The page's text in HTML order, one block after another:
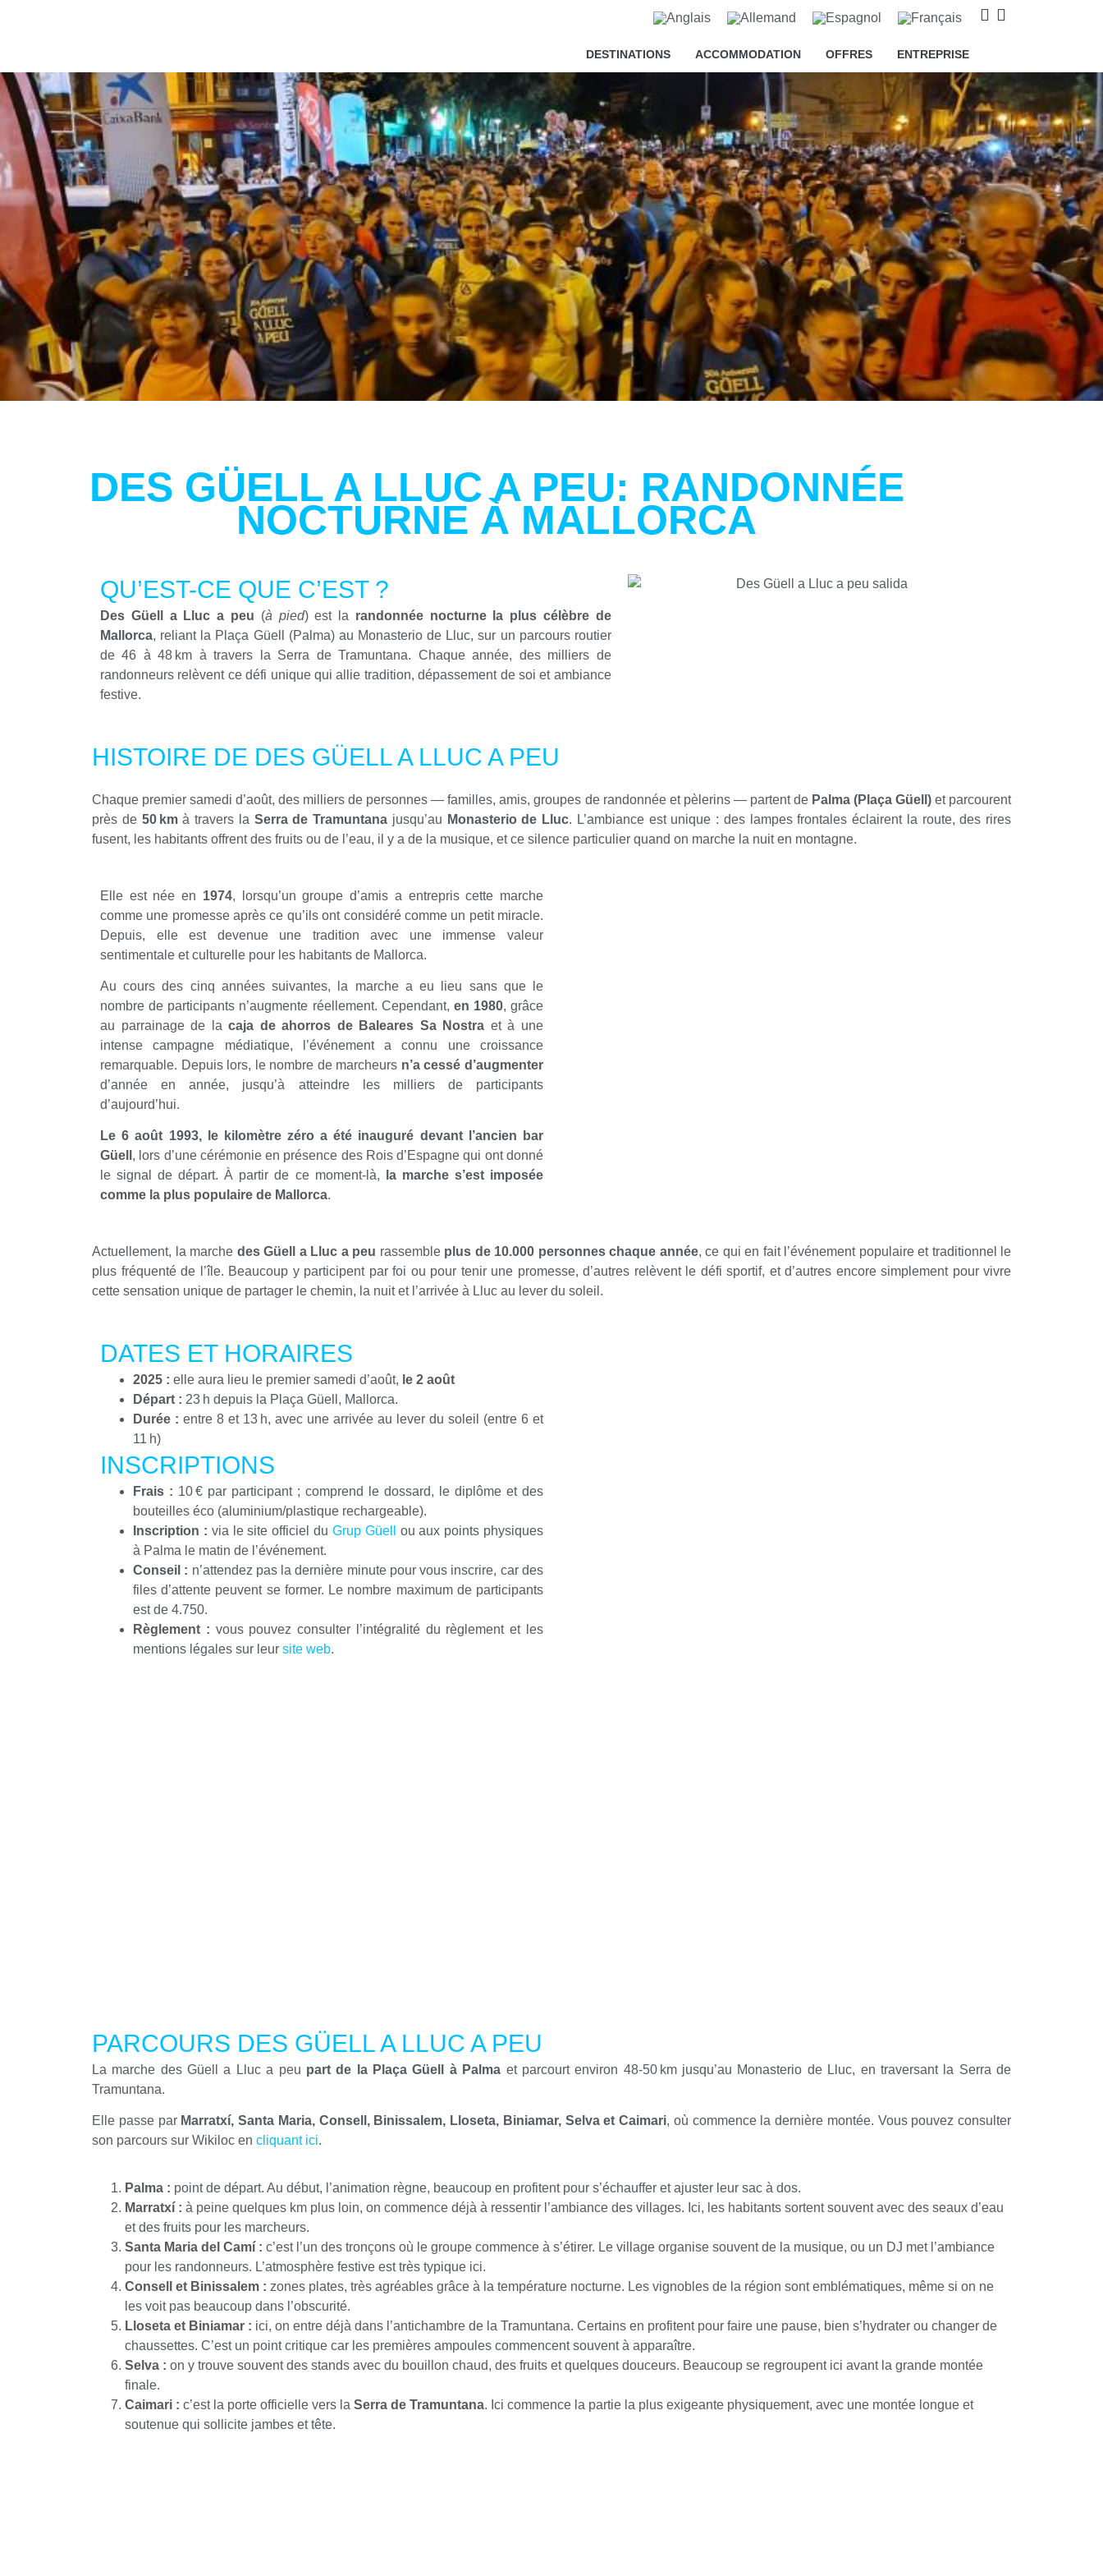
DESTINATIONS ACCOMMODATION OFFRES ENTREPRISE
DES GÜELL A LLUC A PEU: RANDONNÉE
NOCTURNE À MALLORCA
QU’EST-CE QUE C’EST ?
Des Güell a Lluc a peu (à pied) est la randonnée nocturne la plus célèbre de
Mallorca, reliant la Plaça Güell (Palma) au Monasterio de Lluc, sur un parcours routier
de 46 à 48 km à travers la Serra de Tramuntana. Chaque année, des milliers de
randonneurs relèvent ce défi unique qui allie tradition, dépassement de soi et ambiance
festive.
HISTOIRE DE DES GÜELL A LLUC A PEU
Chaque premier samedi d’août, des milliers de personnes — familles, amis, groupes de randonnée et pèlerins — partent de Palma (Plaça Güell)et parcourent
près de 50 kmà travers la Serra de Tramuntana jusqu’au Monasterio de Lluc. L’ambiance est unique : des lampes frontales éclairent la route, des rires
fusent, les habitants offrent des fruits ou de l’eau, il y a de la musique, et ce silence particulier quand on marche la nuit en montagne.
Elle est née en 1974, lorsqu’un groupe d’amis a entrepris cette marche
comme une promesse après ce qu’ils ont considéré comme un petit miracle.
Depuis, elle est devenue une tradition avec une immense valeur
sentimentale et culturelle pour les habitants de Mallorca.
Au cours des cinq années suivantes, la marche a eu lieu sans que le
nombre de participants n’augmente réellement. Cependant, en 1980, grâce
au parrainage de lacaja de ahorros de Baleares Sa Nostra et à une
intense campagne médiatique, l’événement a connu une croissance
remarquable. Depuis lors, le nombre de marcheurs n’a cessé d’augmenter
d’année en année, jusqu’à atteindre les milliers de participants
d’aujourd’hui.
Le 6 août 1993, le kilomètre zéro a été inauguré devant l’ancien bar
Güell , lors d’une cérémonie en présence des Rois d’Espagne qui ont donné
le signal de départ. À partir de ce moment-là,
la marche s’est imposée
comme la plus populaire de Mallorca.
Actuellement, la marche des Güell a Lluc a peu rassemble plus de 10.000 personnes chaque année, ce qui en fait l’événement populaire et traditionnel le
plus fréquenté de l’île. Beaucoup y participent par foi ou pour tenir une promesse, d’autres relèvent le défi sportif, et d’autres encore simplement pour vivre
cette sensation unique de partager le chemin, la nuit et l’arrivée à Lluc au lever du soleil.
DATES ET HORAIRES
2025 : elle aura lieu le premier samedi d’août, le 2 août
Départ : 23 h depuis la Plaça Güell, Mallorca.
Durée : entre 8 et 13 h, avec une arrivée au lever du soleil (entre 6 et
11 h)
INSCRIPTIONS
Frais : 10 € par participant ; comprend le dossard, le diplôme et des
bouteilles éco (aluminium/plastique rechargeable).
Inscription : via le site officiel du Grup Güell
ou aux points physiques
à Palma le matin de l’événement.
Conseil : n’attendez pas la dernière minute pour vous inscrire, car des
files d’attente peuvent se former. Le nombre maximum de participants
est de 4.750.
Règlement : vous pouvez consulter l’intégralité du règlement et les
mentions légales sur leur site web.
PARCOURS DES GÜELL A LLUC A PEU
La marche des Güell a Lluc a peu part de la Plaça Güell à Palma et parcourt environ 48-50 km jusqu’au Monasterio de Lluc, en traversant la Serra de
Tramuntana.
Elle passe par Marratxí, Santa Maria, Consell, Binissalem, Lloseta, Biniamar, Selva et Caimari, où commence la dernière montée. Vous pouvez consulter
son parcours sur Wikiloc en cliquant ici.
Palma : point de départ. Au début, l’animation règne, beaucoup en profitent pour s’échauffer et ajuster leur sac à dos.
Marratxí : à peine quelques km plus loin, on commence déjà à ressentir l’ambiance des villages. Ici, les habitants sortent souvent avec des seaux d’eau
et des fruits pour les marcheurs.
Santa Maria del Camí : c’est l’un des tronçons où le groupe commence à s’étirer. Le village organise souvent de la musique, ou un DJ met l’ambiance
pour les randonneurs. L’atmosphère festive est très typique ici.
Consell et Binissalem : zones plates, très agréables grâce à la température nocturne. Les vignobles de la région sont emblématiques, même si on ne
les voit pas beaucoup dans l’obscurité.
Lloseta et Biniamar : ici, on entre déjà dans l’antichambre de la Tramuntana. Certains en profitent pour faire une pause, bien s’hydrater ou changer de
chaussettes. C’est un point critique car les premières ampoules commencent souvent à apparaître.
Selva : on y trouve souvent des stands avec du bouillon chaud, des fruits et quelques douceurs. Beaucoup se regroupent ici avant la grande montée
finale.
Caimari : c’est la porte officielle vers la Serra de Tramuntana. Ici commence la partie la plus exigeante physiquement, avec une montée longue et
soutenue qui sollicite jambes et tête.
Nous utilisons des cookies strictement nécessaires au bon fonctionnement du site web, ainsi que des cookies relatifs à
l'amélioration et à la personnalisation de votre expérience, à des fins d'analyse statistique ainsi que pour vous proposer des
publicités basées sur vos centres d'intérêt. Vous pouvez accepter ou refuser les cookies en cliquant sur le bouton "Tout
accepter" ou "Refuser" ou, au contraire, les configurer selon vos préférences en cliquant sur le bouton "Configurer". Pour
plus d'informations, vous pouvez consulter notrePolitique de Cookies.
Configurer Refuser Tout accepter